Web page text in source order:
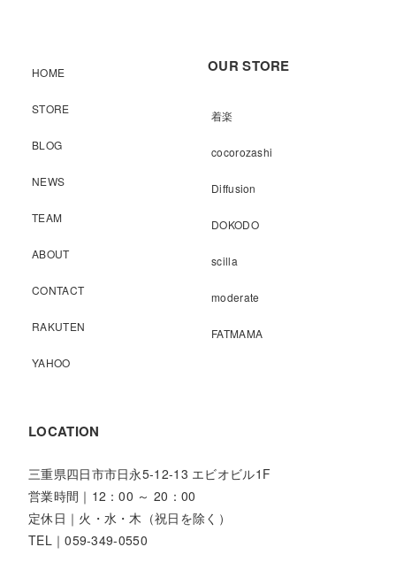
HOME
STORE
BLOG
NEWS
TEAM
ABOUT
CONTACT
RAKUTEN
YAHOO
OUR STORE
着楽
cocorozashi
Diffusion
DOKODO
scilla
moderate
FATMAMA
LOCATION
三重県四日市市日永5-12-13 エビオビル1F
営業時間｜12：00 ～ 20：00
定休日｜火・水・木（祝日を除く）
TEL｜059-349-0550